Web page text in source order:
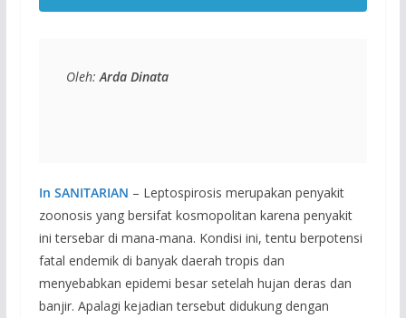
Oleh: Arda Dinata
In SANITARIAN – Leptospirosis merupakan penyakit
zoonosis yang bersifat kosmopolitan karena penyakit
ini tersebar di mana-mana. Kondisi ini, tentu berpotensi
fatal endemik di banyak daerah tropis dan
menyebabkan epidemi besar setelah hujan deras dan
banjir. Apalagi kejadian tersebut didukung dengan